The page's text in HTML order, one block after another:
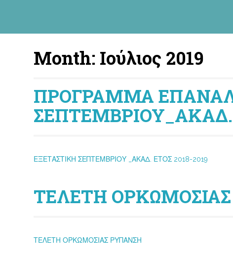
Month: Ιούλιος 2019
ΠΡΟΓΡΑΜΜΑ
ΣΕΠΤΕΜΒΡΙΟΥ_ΑΚΑΔ.
ΕΞΕΤΑΣΤΙΚΗ ΣΕΠΤΕΜΒΡΙΟΥ _ΑΚΑΔ. ΕΤΟΣ 2018-2019
ΤΕΛΕΤΗ ΟΡΚΩΜΟΣΙΑΣ
ΤΕΛΕΤΗ ΟΡΚΩΜΟΣΙΑΣ ΡΥΠΑΝΣΗ